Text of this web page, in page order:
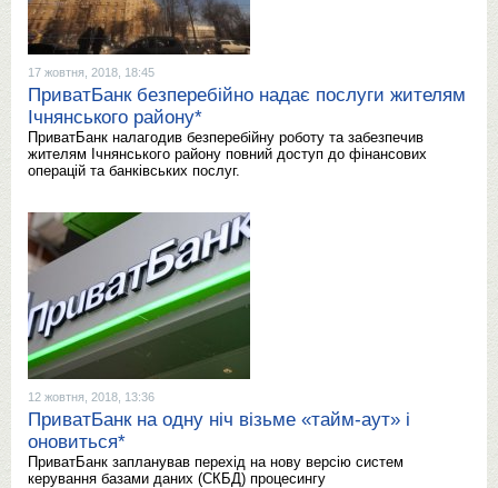
17 жовтня, 2018, 18:45
ПриватБанк безперебійно надає послуги жителям
Ічнянського району*
ПриватБанк налагодив безперебійну роботу та забезпечив
жителям Ічнянського району повний доступ до фінансових
операцій та банківських послуг.
12 жовтня, 2018, 13:36
ПриватБанк на одну ніч візьме «тайм-аут» і
оновиться*
ПриватБанк запланував перехід на нову версію систем
керування базами даних (СКБД) процесингу